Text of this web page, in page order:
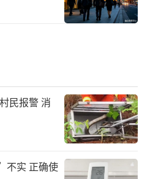
民报警 消
不实 正确使